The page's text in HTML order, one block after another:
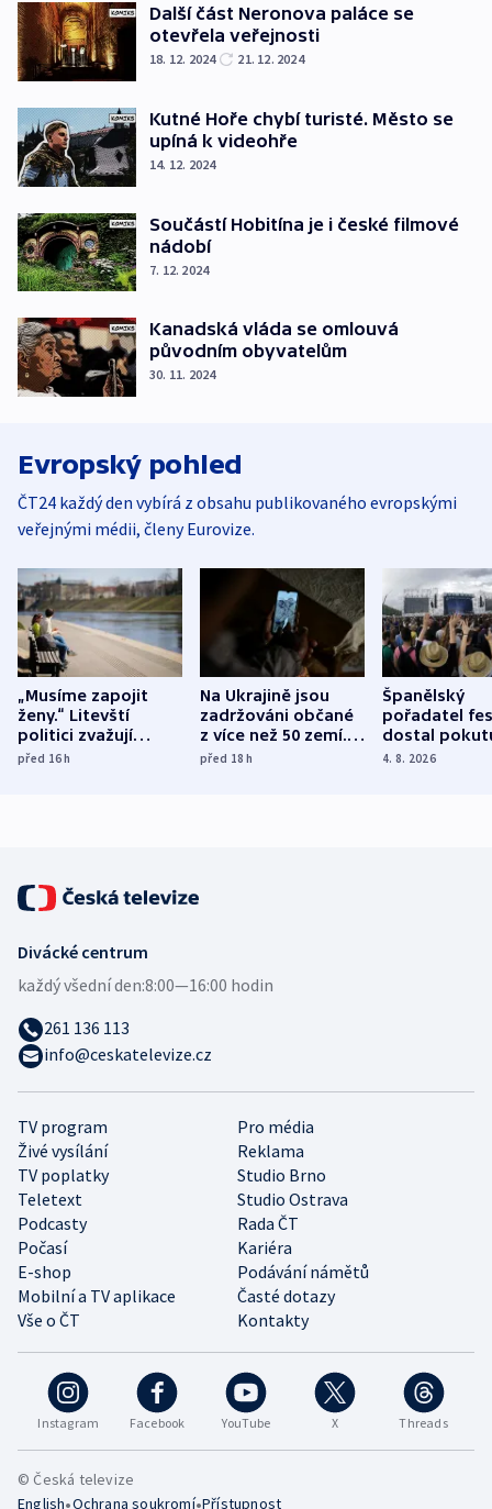
Další část Neronova paláce se
otevřela veřejnosti
18. 12. 2024 21. 12. 2024
Kutné Hoře chybí turisté. Město se
upíná k videohře
14. 12. 2024
Součástí Hobitína je i české filmové
nádobí
7. 12. 2024
Kanadská vláda se omlouvá
původním obyvatelům
30. 11. 2024
Evropský pohled
ČT24 každý den vybírá z obsahu publikovaného evropskými
veřejnými médii, členy Eurovize.
„Musíme zapojit
ženy.“ Litevští
politici zvažují
dohodu o
před 16h
Na Ukrajině jsou
zadržováni občané
z více než 50 zemí.
Bojovali na straně
před 18h
Španělský
pořadatel
dostal
nekalé
4. 8. 2026
Instagram Facebook YouTube X Threads
TV program
Pro média
Živé vysílání
Reklama
TV poplatky
Studio Brno
Teletext
Studio Ostrava
Podcasty
Rada ČT
Počasí
Kariéra
E-shop
Podávání námětů
Mobilní a TV aplikace
Časté dotazy
Vše o ČT
Kontakty
Divácké centrum
každý všední den:8:00—16:00 hodin
261 136 113
info@ceskatelevize.cz
© Česká televize
English•Ochrana soukromí•Přístupnost